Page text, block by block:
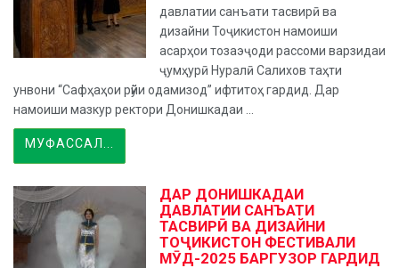
давлатии санъати тасвирӣ ва
дизайни Тоҷикистон намоиши
асарҳои тозаэҷоди рассоми варзидаи
ҷумҳурӣ Нуралӣ Салихов таҳти
унвони “Сафҳаҳои рӯйи одамизод” ифтитоҳ гардид. Дар
намоиши мазкур ректори Донишкадаи ...
МУФАССАЛ...
ДАР ДОНИШКАДАИ
ДАВЛАТИИ САНЪАТИ
ТАСВИРӢ ВА ДИЗАЙНИ
ТОҶИКИСТОН ФЕСТИВАЛИ
МӮД-2025 БАРГУЗОР ГАРДИД